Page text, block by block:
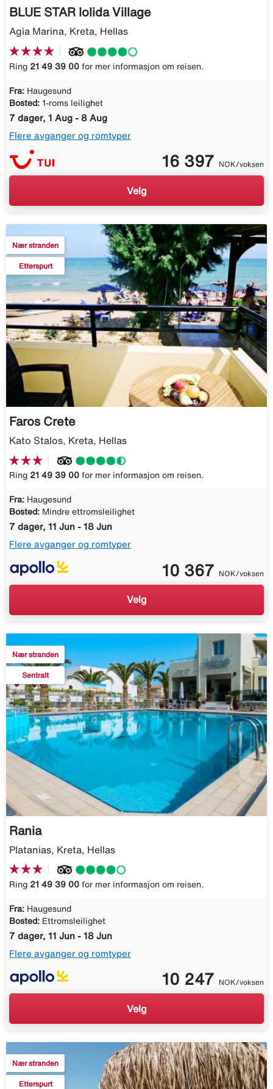
BLUE STAR Iolida Village
Agia Marina, Kreta, Hellas
Ring 21 49 39 00 for mer informasjon om reisen.
Fra: Haugesund
Bosted: 1-roms leilighet
7 dager, 1 Aug - 8 Aug
Flere avganger og romtyper
16 397 NOK/voksen
Velg
Nær stranden
Etterspurt
Faros Crete
Kato Stalos, Kreta, Hellas
Ring 21 49 39 00 for mer informasjon om reisen.
Fra: Haugesund
Bosted: Mindre ettromsleilighet
7 dager, 11 Jun - 18 Jun
Flere avganger og romtyper
10 367 NOK/voksen
Velg
Nær stranden
Sentralt
Rania
Platanias, Kreta, Hellas
Ring 21 49 39 00 for mer informasjon om reisen.
Fra: Haugesund
Bosted: Ettromsleilighet
7 dager, 11 Jun - 18 Jun
Flere avganger og romtyper
10 247 NOK/voksen
Velg
Nær stranden
Etterspurt